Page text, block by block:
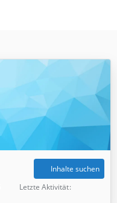
Inhalte suchen
Letzte Aktivität